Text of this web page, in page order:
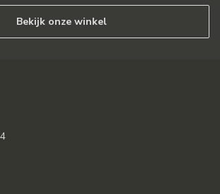
Bekijk onze winkel